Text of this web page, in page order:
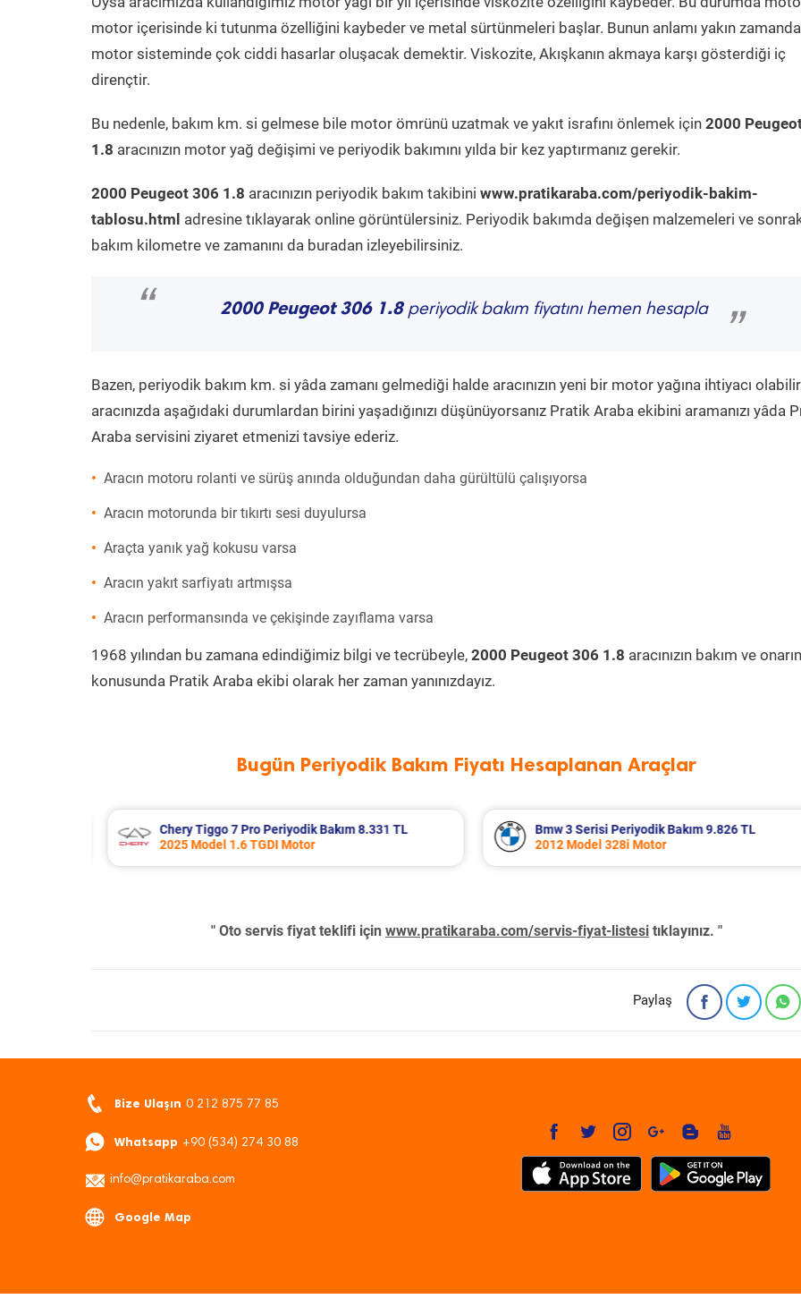
motor içerisinde ki tutunma özelliğini kaybeder ve metal sürtünmeleri başlar. Bunun anlamı yakın zamanda
motor sisteminde çok ciddi hasarlar oluşacak demektir. Viskozite, Akışkanın akmaya karşı gösterdiği iç
dirençtir.
Bu nedenle, bakım km. si gelmese bile motor ömrünü uzatmak ve yakıt israfını önlemek için 2000
1.8 aracınızın motor yağ değişimi ve periyodik bakımını yılda bir kez yaptırmanız gerekir.
2000 Peugeot 306 1.8 aracınızın periyodik bakım takibini www.pratikaraba.com/periyodik-bakim-
tablosu.html adresine tıklayarak online görüntülersiniz. Periyodik bakımda değişen malzemeleri ve
bakım kilometre ve zamanını da buradan izleyebilirsiniz.
“ 2000 Peugeot 306 1.8periyodik bakım fiyatını hemen hesapla
”
Bazen, periyodik bakım km. si yâda zamanı gelmediği halde aracınızın yeni bir motor yağına ihtiyacı
aracınızda aşağıdaki durumlardan birini yaşadığınızı düşünüyorsanız Pratik Araba ekibini aramanızı yâda
Araba servisini ziyaret etmenizi tavsiye ederiz.
Aracın motoru rolanti ve sürüş anında olduğundan daha gürültülü çalışıyorsa
Aracın motorunda bir tıkırtı sesi duyulursa
Araçta yanık yağ kokusu varsa
Aracın yakıt sarfiyatı artmışsa
Aracın performansında ve çekişinde zayıflama varsa
1968 yılından bu zamana edindiğimiz bilgi ve tecrübeyle, 2000 Peugeot 306 1.8 aracınızın bakım ve
konusunda Pratik Araba ekibi olarak her zaman yanınızdayız.
Bugün Periyodik Bakım Fiyatı Hesaplanan Araçlar
Bmw 3 Serisi Periyodik Bakım 9.826 TL
2012 Model 328i Motor
Renault Modus Periyodik Bakım 6.828 TL
2006 Model 1.4 Motor
" Oto servis fiyat teklifi için www.pratikaraba.com/servis-fiyat-listesi tıklayınız. "
Paylaş
Bize Ulaşın 0 212 875 77 85
Whatsapp +90 (534) 274 30 88
info@pratikaraba.com
Google Map